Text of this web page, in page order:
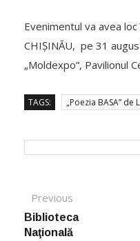
Evenimentul va avea loc
CHIȘINĂU, pe 31
„Moldexpo”, Pavilionul
TAGS: „Poezia BASA” de
Post
Previous
Biblioteca
Naţională